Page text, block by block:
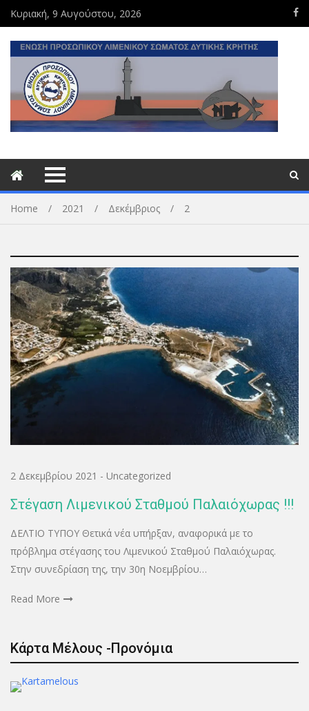
Κυριακή, 9 Αυγούστου, 2026
Home 2021 Δεκέμβριος 2
2 Δεκεμβρίου 2021 - Uncategorized
Στέγαση Λιμενικού Σταθμού Παλαιόχωρας !!!
ΔΕΛΤΙΟ ΤΥΠΟΥ Θετικά νέα υπήρξαν, αναφορικά με το
πρόβλημα στέγασης του Λιμενικού Σταθμού Παλαιόχωρας.
Στην συνεδρίαση της, την 30η Νοεμβρίου…
Read More
Κάρτα Μέλους -Προνόμια